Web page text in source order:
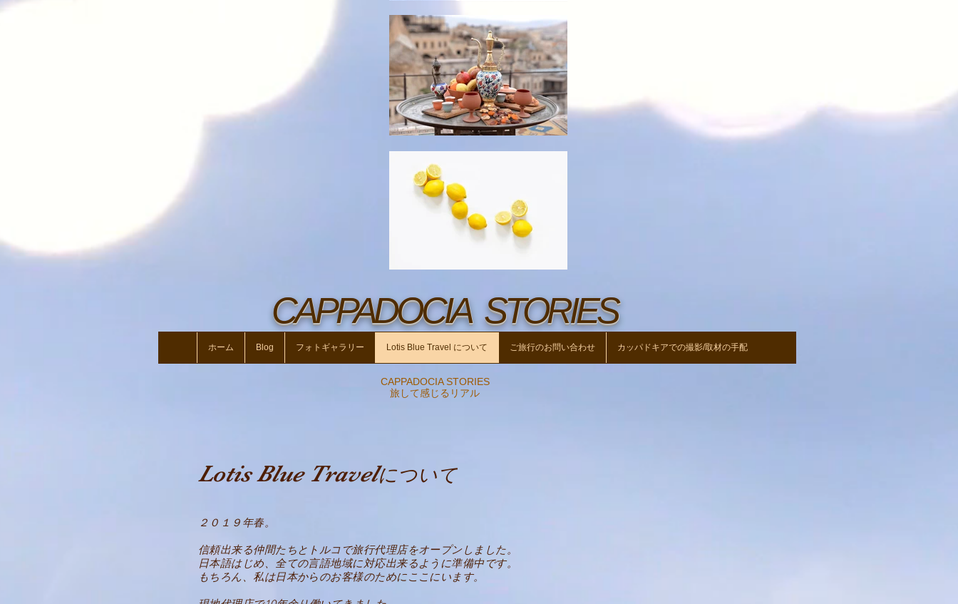
CAPPADOCIA STORIES
ホーム Blog フォトギャラリー Lotis Blue Travel について ご旅行のお問い合わせ カッパドキアでの撮影/取材の手配
CAPPADOCIA STORIES
​旅して感じるリアル
Lotis Blue Travelについて
２０１９年春。
信頼出来る仲間たちとトルコで旅行代理店をオープンしました。
日本語はじめ、全ての言語地域に対応出来るように準備中です。
もちろん、私は日本からのお客様のためにここにいます。